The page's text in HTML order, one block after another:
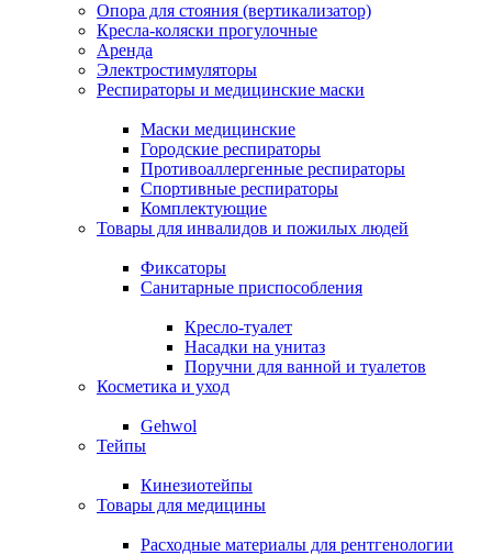
Опора для стояния (вертикализатор)
Кресла-коляски прогулочные
Аренда
Электростимуляторы
Респираторы и медицинские маски
Маски медицинские
Городские респираторы
Противоаллергенные респираторы
Спортивные респираторы
Комплектующие
Товары для инвалидов и пожилых людей
Фиксаторы
Санитарные приспособления
Кресло-туалет
Насадки на унитаз
Поручни для ванной и туалетов
Косметика и уход
Gehwol
Тейпы
Кинезиотейпы
Товары для медицины
Расходные материалы для рентгенологии